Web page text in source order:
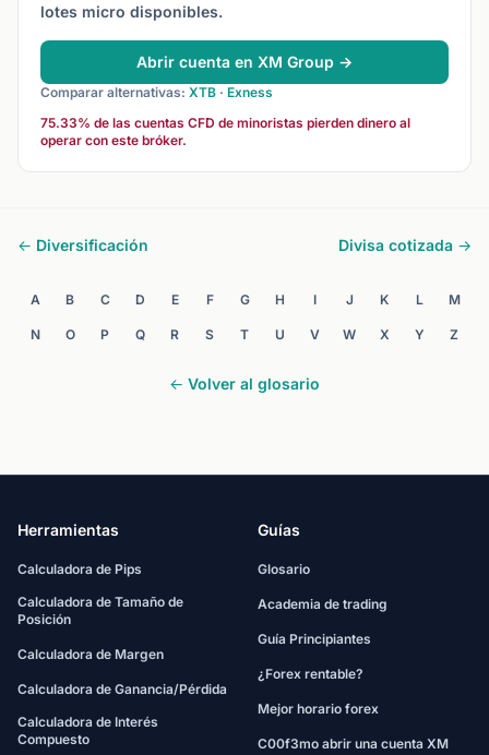
lotes micro disponibles.
Abrir cuenta en XM Group →
Comparar alternativas: XTB · Exness
75.33% de las cuentas CFD de minoristas pierden dinero al
operar con este bróker.
← Diversificación Divisa cotizada →
A B C D E F G H I J K L M
N O P Q R S T U V W X Y Z
← Volver al glosario
Herramientas
Calculadora de Pips
Calculadora de Tamaño de
Posición
Calculadora de Margen
Calculadora de Ganancia/Pérdida
Calculadora de Interés
Compuesto
Guías
Glosario
Academia de trading
Guía Principiantes
¿Forex rentable?
Mejor horario forex
C00f3mo abrir una cuenta XM